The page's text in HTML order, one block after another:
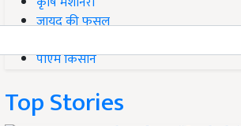
जायद की फसल
पीएम किसान
Top Stories